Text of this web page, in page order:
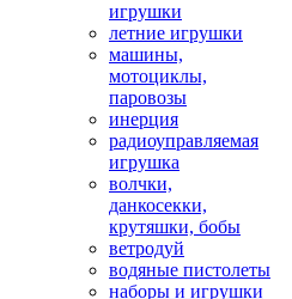
игрушки
летние игрушки
машины,
мотоциклы,
паровозы
инерция
радиоуправляемая
игрушка
волчки,
данкосекки,
крутяшки, бобы
ветродуй
водяные пистолеты
наборы и игрушки